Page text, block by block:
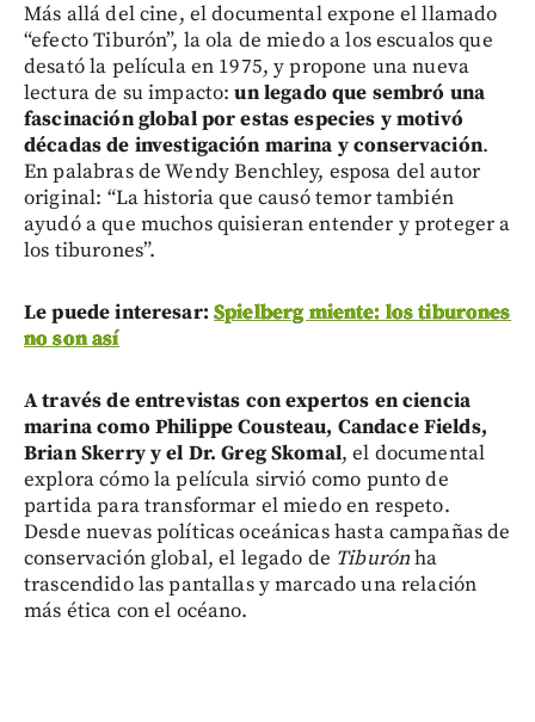
Más allá del cine, el documental expone el llamado
“efecto Tiburón”, la ola de miedo a los escualos que
desató la película en 1975, y propone una nueva
lectura de su impacto:un legado que sembró una
fascinación global por estas especies y motivó
décadas de investigación marina y conservación.
En palabras de Wendy Benchley, esposa del autor
original: “La historia que causó temor también
ayudó a que muchos quisieran entender y proteger a
los tiburones”.
Le puede interesar: Spielberg miente: los tiburones
no son así
A través de entrevistas con expertos en ciencia
marina como Philippe Cousteau, Candace Fields,
Brian Skerry y el Dr. Greg Skomal, el documental
explora cómo la película sirvió como punto de
partida para transformar el miedo en respeto.
Desde nuevas políticas oceánicas hasta campañas de
conservación global, el legado de Tiburónha
trascendido las pantallas y marcado una relación
más ética con el océano.